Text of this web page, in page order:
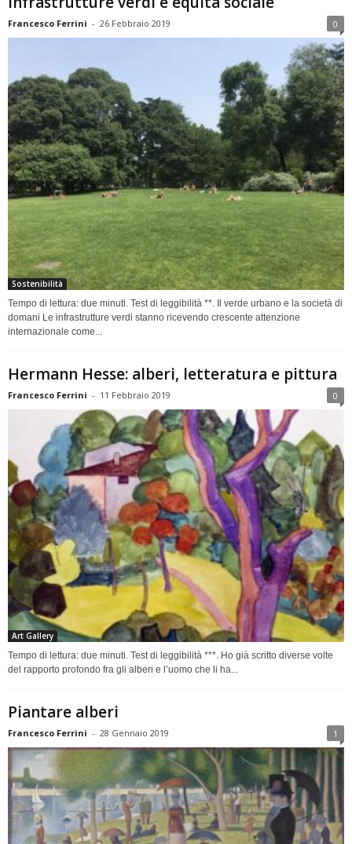
Francesco Ferrini - 26 Febbraio 2019 0
Sostenibilità
Tempo di lettura: due minuti. Test di leggibilità **. Il verde urbano e la società di
domani Le infrastrutture verdi stanno ricevendo crescente attenzione
internazionale come...
Hermann Hesse: alberi, letteratura e pittura
Francesco Ferrini - 11 Febbraio 2019 0
Art Gallery
Tempo di lettura: due minuti. Test di leggibilità ***. Ho già scritto diverse volte
del rapporto profondo fra gli alberi e l’uomo che li ha...
Piantare alberi
Francesco Ferrini - 28 Gennaio 2019 1